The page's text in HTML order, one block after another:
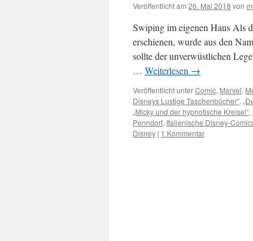
Veröffentlicht am 26. Mai 2018 von
Swiping im eigenen Haus Als
erschienen, wurde aus den
sollte der unverwüstlichen
… Weiterlesen →
Veröffentlicht unterComic, Marvel,
Disneys Lustige Taschenbücher",
„Micky und der hypnotische Kreisel“,
Penndorf, Italienische Disney-
Disney | 1 Kommentar